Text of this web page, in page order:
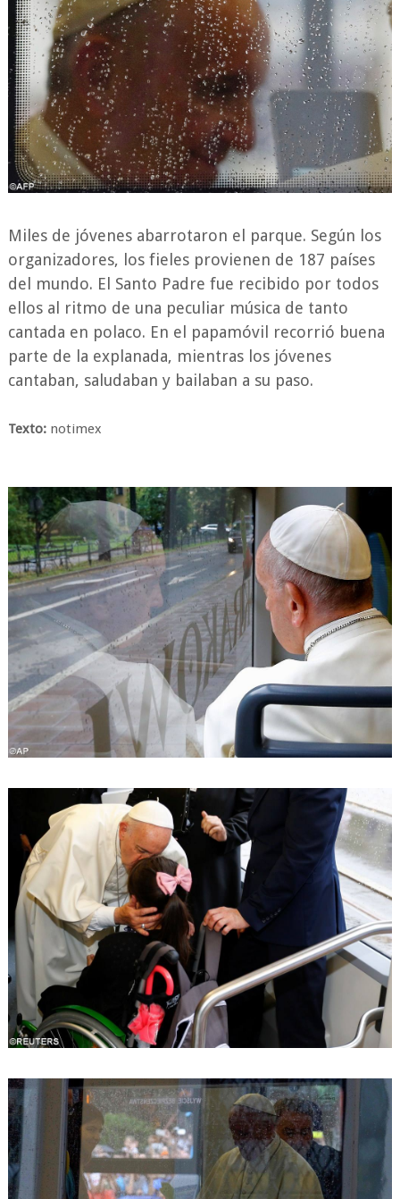
Miles de jóvenes abarrotaron el parque. Según los
organizadores, los fieles provienen de 187 países
del mundo. El Santo Padre fue recibido por todos
ellos al ritmo de una peculiar música de tanto
cantada en polaco. En el papamóvil recorrió buena
parte de la explanada, mientras los jóvenes
cantaban, saludaban y bailaban a su paso.
Texto:notimex